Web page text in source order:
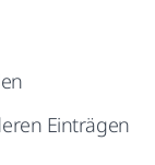
Einträgen